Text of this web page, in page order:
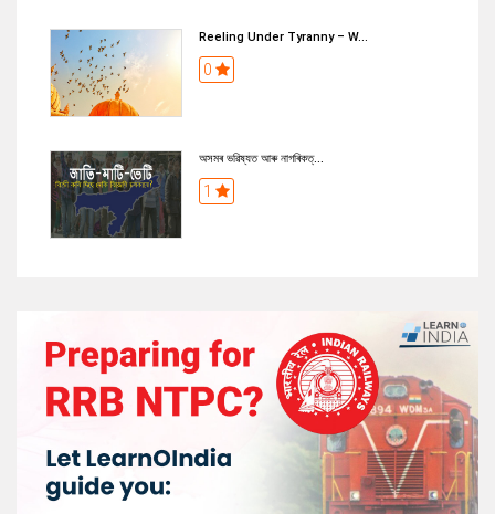
Reeling Under Tyranny – W...
0
অসমৰ ভৱিষ্যত আৰু নাগৰিকত্...
1